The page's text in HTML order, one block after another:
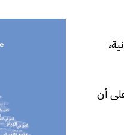
على أن